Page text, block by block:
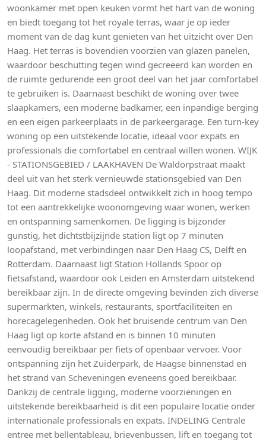
woonkamer met open keuken vormt het hart van de woning
en biedt toegang tot het royale terras, waar je op ieder
moment van de dag kunt genieten van het uitzicht over Den
Haag. Het terras is bovendien voorzien van glazen panelen,
waardoor beschutting tegen wind gecreëerd kan worden en
de ruimte gedurende een groot deel van het jaar comfortabel
te gebruiken is. Daarnaast beschikt de woning over twee
slaapkamers, een moderne badkamer, een inpandige berging
en een eigen parkeerplaats in de parkeergarage. Een turn-key
woning op een uitstekende locatie, ideaal voor expats en
professionals die comfortabel en centraal willen wonen. WIJK
- STATIONSGEBIED / LAAKHAVEN De Waldorpstraat maakt
deel uit van het sterk vernieuwde stationsgebied van Den
Haag. Dit moderne stadsdeel ontwikkelt zich in hoog tempo
tot een aantrekkelijke woonomgeving waar wonen, werken
en ontspanning samenkomen. De ligging is bijzonder
gunstig, het dichtstbijzijnde station ligt op 7 minuten
loopafstand, met verbindingen naar Den Haag CS, Delft en
Rotterdam. Daarnaast ligt Station Hollands Spoor op
fietsafstand, waardoor ook Leiden en Amsterdam uitstekend
bereikbaar zijn. In de directe omgeving bevinden zich diverse
supermarkten, winkels, restaurants, sportfaciliteiten en
horecagelegenheden. Ook het bruisende centrum van Den
Haag ligt op korte afstand en is binnen 10 minuten
eenvoudig bereikbaar per fiets of openbaar vervoer. Voor
ontspanning zijn het Zuiderpark, de Haagse binnenstad en
het strand van Scheveningen eveneens goed bereikbaar.
Dankzij de centrale ligging, moderne voorzieningen en
uitstekende bereikbaarheid is dit een populaire locatie onder
internationale professionals en expats. INDELING Centrale
entree met bellentableau, brievenbussen, lift en toegang tot